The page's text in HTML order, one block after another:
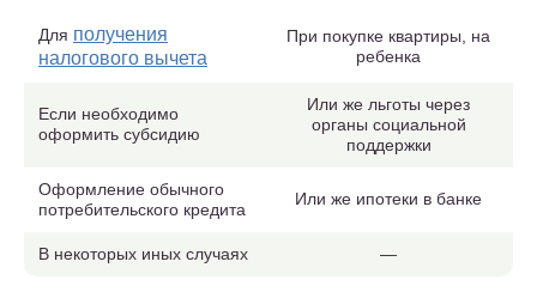
Для получения
налогового вычета
При покупке квартиры, на
ребенка
Если необходимо
оформить субсидию
Или же льготы через
органы социальной
поддержки
Оформление обычного
потребительского кредита
Или же ипотеки в банке
В некоторых иных случаях —